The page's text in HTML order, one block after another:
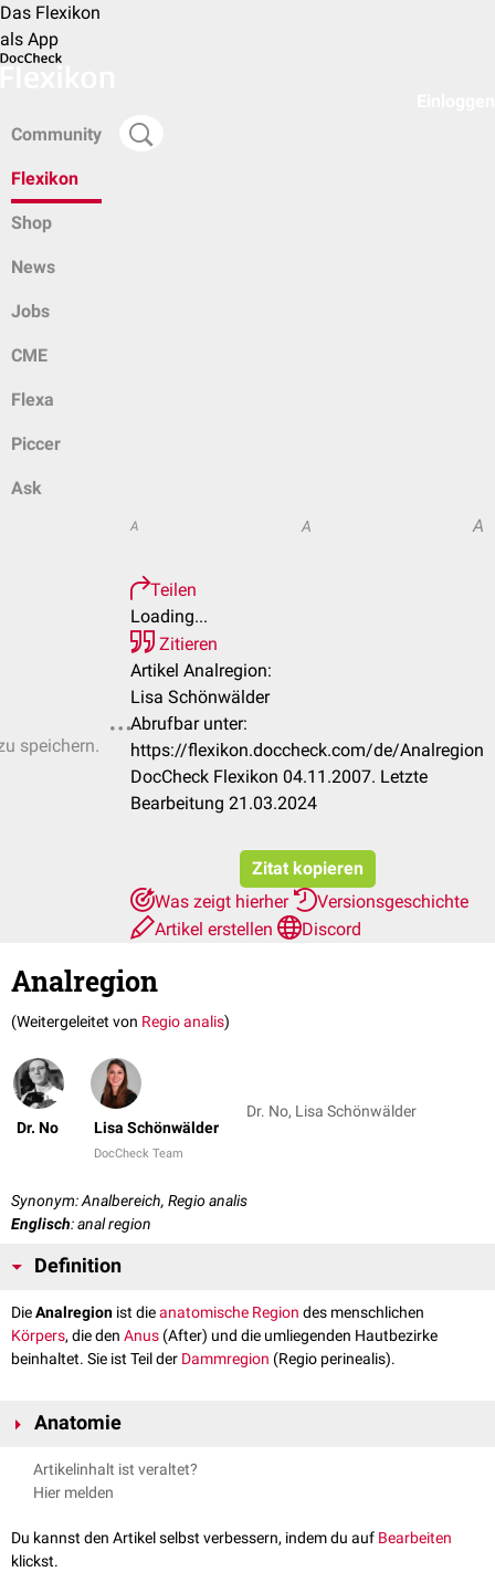
Das Flexikon
als App
Community
Flexikon
Shop
News
Jobs
CME
Flexa
Piccer
Ask
speichern.
A A A
Teilen
Loading...
Zitieren
Artikel Analregion:
Lisa Schönwälder
Abrufbar unter:
https://flexikon.doccheck.com/de/Analregion
DocCheck Flexikon 04.11.2007. Letzte
Bearbeitung 21.03.2024
Zitat kopieren
Was zeigt hierher
Versionsgeschichte
Artikel erstellen
Discord
Analregion
(Weitergeleitet von Regio analis)
Dr. No Lisa Schönwälder
DocCheck Team
Dr. No, Lisa Schönwälder
Synonym: Analbereich, Regio analis
Englisch: anal region
Definition
DieAnalregion ist dieanatomische Region des menschlichen
Körpers, die den Anus (After) und die umliegenden Hautbezirke
beinhaltet. Sie ist Teil der Dammregion (Regio perinealis).
Anatomie
Die Regio analis folgt der Kontur des Anus und hat eine längsovale Form.
grenzt sie an die
Artikelinhalt ist veraltet?
Hier melden
Du kannst den Artikel selbst verbessern, indem du auf Bearbeiten
klickst.